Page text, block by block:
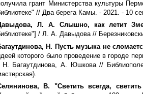
грант Министерства культуры
// Два берега Камы. - 2021. - 10
Л. А. Слышно, как летит
/ Л. А. Давыдова //
Н. Пусть музыка не
которого было проведение в городе
Багаутдинова, А. Юшкова //
В. "Светить всегда,